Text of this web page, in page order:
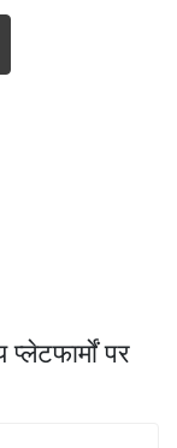
पर